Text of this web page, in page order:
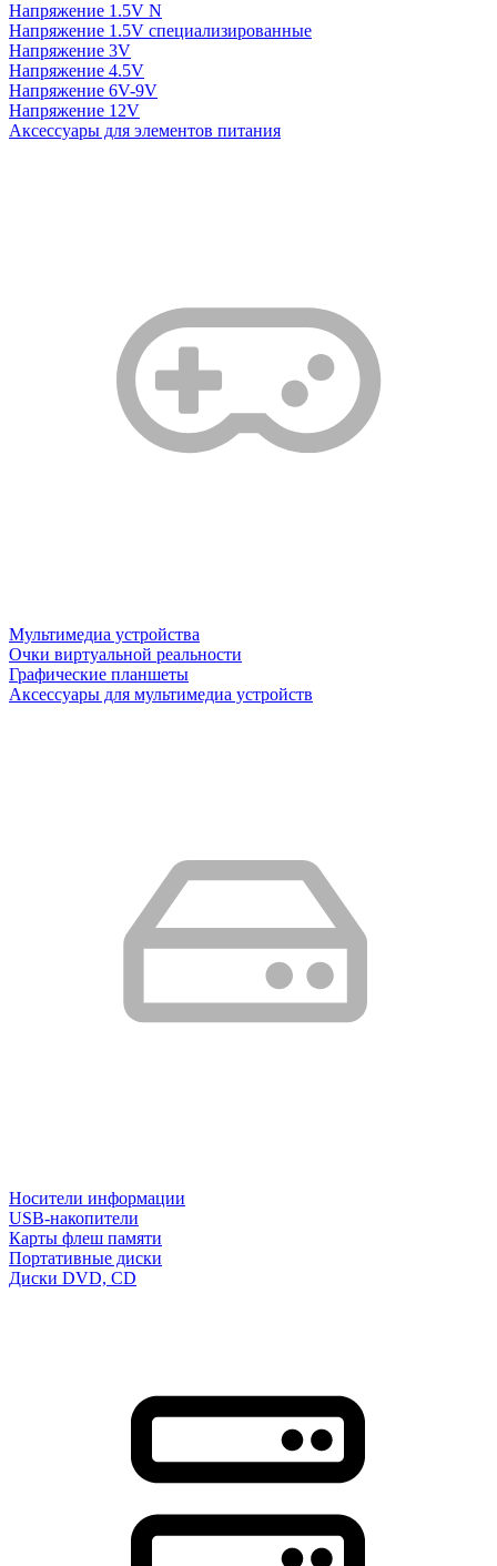
Напряжение 1.5V N
Напряжение 1.5V специализированные
Напряжение 3V
Напряжение 4.5V
Напряжение 6V-9V
Напряжение 12V
Аксессуары для элементов питания
Мультимедиа устройства
Очки виртуальной реальности
Графические планшеты
Аксессуары для мультимедиа устройств
Носители информации
USB-накопители
Карты флеш памяти
Портативные диски
Диски DVD, CD